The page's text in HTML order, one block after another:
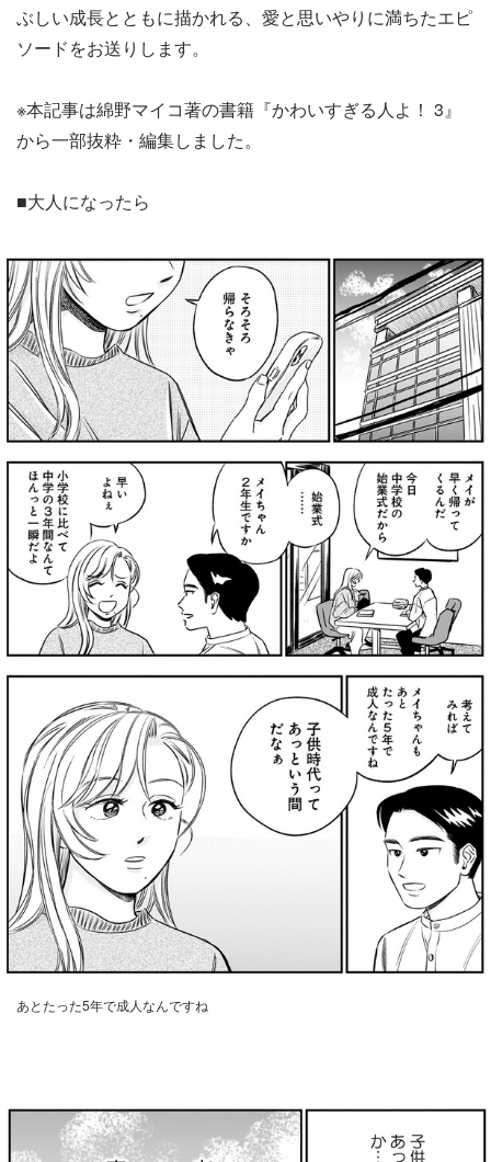
ぶしい成長とともに描かれる、愛と思いやりに満ちたエピ
ソードをお送りします。
※本記事は綿野マイコ著の書籍『かわいすぎる人よ！ 3』
から一部抜粋・編集しました。
■大人になったら
あとたった5年で成人なんですね